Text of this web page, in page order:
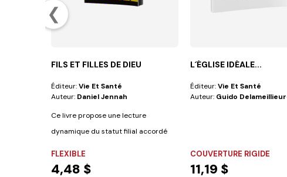
❮
FILS ET FILLES DE DIEU
Éditeur:Vie Et Santé
Auteur: Daniel Jennah
Ce livre propose une lecture
dynamique du statut filial accordé
FLEXIBLE
4,48 $
L´ÉGLISE IDÉALE...
Éditeur:Vie Et Santé
Auteur: Guido
COUVERTURE RIGIDE
11,19 $